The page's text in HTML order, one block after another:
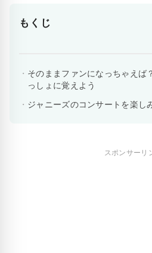
もくじ
そのままファンになっちゃえば
っしょに覚えよう
ジャニーズのコンサートを楽し
スポンサーリ